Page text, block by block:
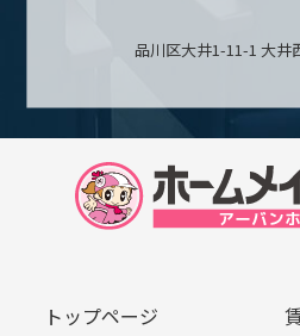
品川区大井1-11-1 大井
トップページ